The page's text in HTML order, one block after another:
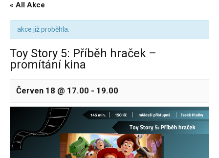
« All Akce
akce již proběhla.
Toy Story 5: Příběh hraček –
promítání kina
Červen 18 @ 17.00 - 19.00